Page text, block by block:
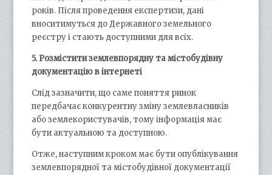
років. Після проведення експертизи, дані
вноситимуться до Державного земельного
реєстру і стають доступними для всіх.
5. Розмістити землевпорядну та містобудівну
документацію в інтернеті
Слід зазначити, що саме поняття ринок
передбачає конкурентну зміну землевласників
або землекористувачів, тому інформація має
бути актуальною та доступною.
Отже, наступним кроком має бути опублікування
землевпорядної та містобудівної документації